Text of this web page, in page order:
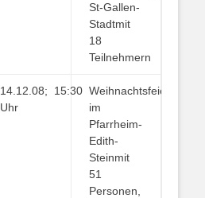
St-Gallen-
Stadtmit
18
Teilnehmern
14.12.08; 15:30
Uhr
Weihnachtsfeier
im
Pfarrheim-
Edith-
Steinmit
51
Personen,